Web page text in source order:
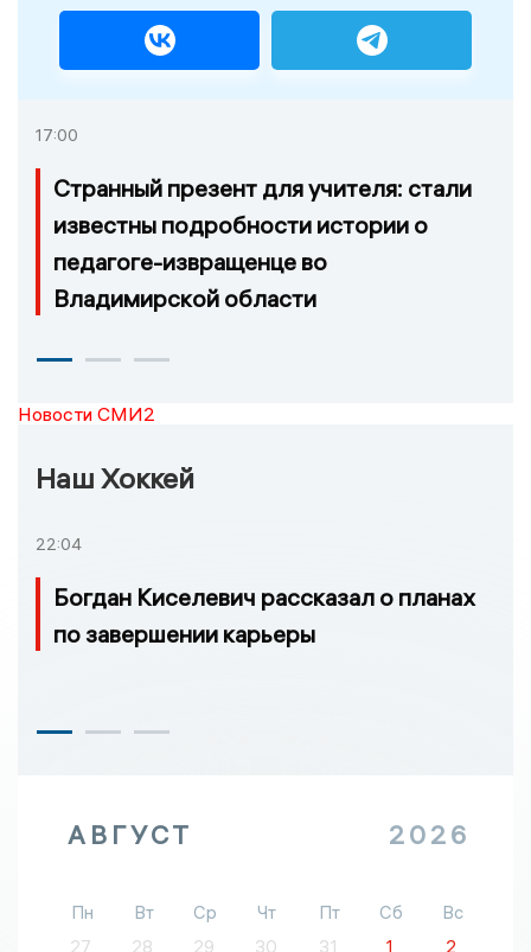
17:00
Странный презент для учителя: стали
известны подробности истории о
педагоге-извращенце во
Владимирской области
Новости СМИ2
Наш Хоккей
22:04
Богдан Киселевич рассказал о планах
по завершении карьеры
АВГУСТ 2026
Пн Вт Ср Чт Пт Сб
Вс
27
28 29 30 31 1 2